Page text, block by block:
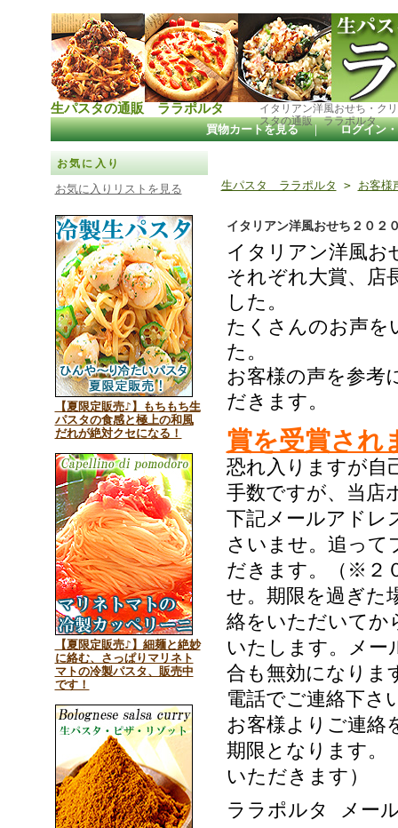
生パスタの通販 ララポルタ
イタリアン洋風おせち・ク
スタの通販 ララポルタ
買物カートを見る ｜ ログイン
お気に入り
お気に入りリストを見る
【夏限定販売♪】もちもち生
パスタの食感と極上の和風
だれが絶対クセになる！
【夏限定販売♪】細麺と絶妙
に絡む、さっぱりマリネト
マトの冷製パスタ、販売中
です！
生パスタ ララポルタ > お客様
イタリアン洋風おせち２０
イタリアン洋風お
それぞれ大賞、店
した。
たくさんのお声を
た。
お客様の声を参考
だきます。
賞を受賞され
恐れ入りますが自
手数ですが、当店
下記メールアドレ
さいませ。追って
だきます。（※２
せ。期限を過ぎた
絡をいただいてか
いたします。メー
合も無効になりま
電話でご連絡下さ
お客様よりご連絡
期限となります。
いただきます）
ララポルタ メー